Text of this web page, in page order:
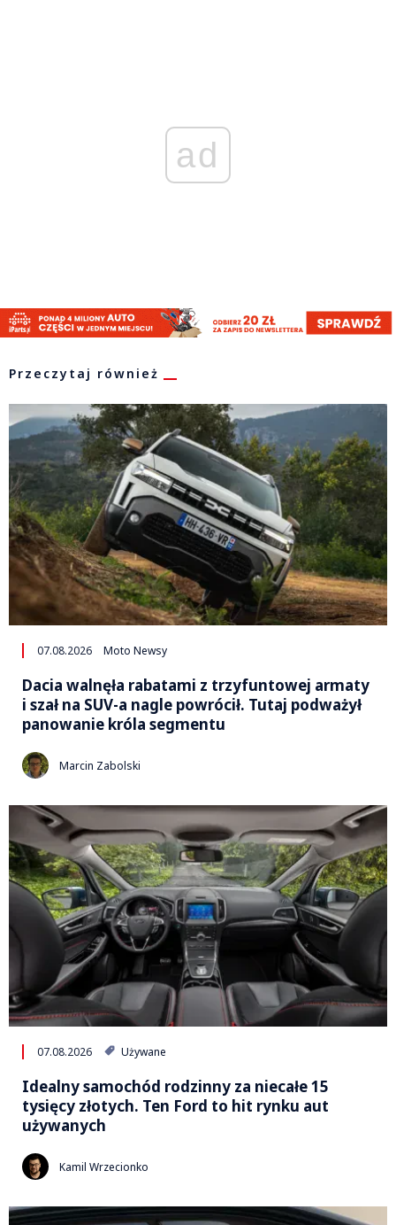
ad
Przeczytaj również
07.08.2026 Moto Newsy
Dacia walnęła rabatami z trzyfuntowej armaty
i szał na SUV-a nagle powrócił. Tutaj podważył
panowanie króla segmentu
Marcin Zabolski
07.08.2026 Używane
Idealny samochód rodzinny za niecałe 15
tysięcy złotych. Ten Ford to hit rynku aut
używanych
Kamil Wrzecionko